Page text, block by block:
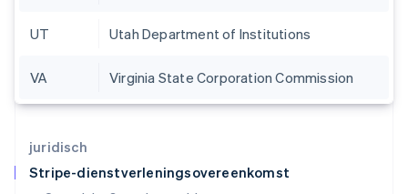
juridisch
Stripe-dienstverleningsovereenkomst
UT Utah Department of Institutions
VA Virginia State Corporation Commission
English
Litouwen
Luxemburg
Français
Maleisië